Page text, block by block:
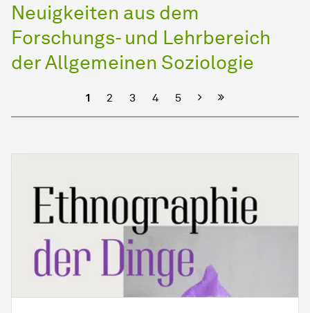
Neuigkeiten aus dem
Forschungs- und Lehrbereich
der Allgemeinen Soziologie
1 2 3 4 5 Nächste